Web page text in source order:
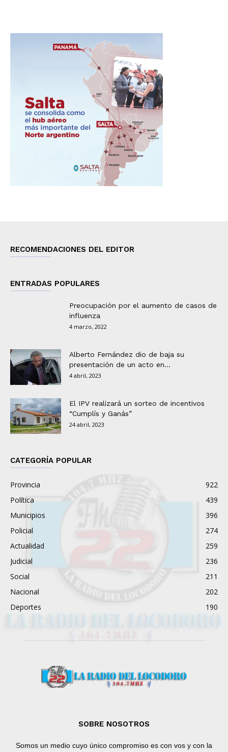
RECOMENDACIONES DEL EDITOR
ENTRADAS POPULARES
Preocupación por el aumento de casos de
influenza
4 marzo, 2022
Alberto Fernández dio de baja su
presentación de un acto en...
4 abril, 2023
El IPV realizará un sorteo de incentivos
“Cumplís y Ganás”
24 abril, 2023
CATEGORÍA POPULAR
Provincia
922
Política
439
Municipios
396
Policial
274
Actualidad
259
Judicial
236
Social
211
Nacional
202
Deportes
190
SOBRE NOSOTROS
Somos un medio cuyo único compromiso es con vos y con la